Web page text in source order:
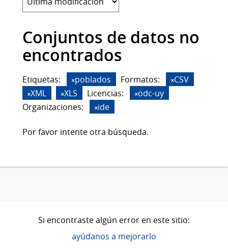
Conjuntos de datos no
encontrados
Etiquetas: poblados Formatos:
CSV
XML
XLS Licencias:
odc-uy
Organizaciones:
ide
Por favor intente otra búsqueda.
Si encontraste algún error en este sitio:
ayúdanos a mejorarlo